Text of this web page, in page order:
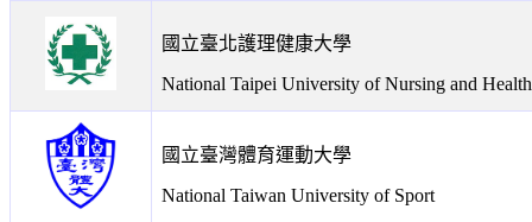
國立臺北護理健康大學
National Taipei University of Nursing and
國立臺灣體育運動大學
National Taiwan University of Sport